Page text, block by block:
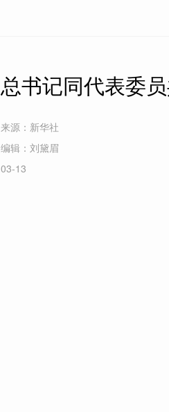
总书记同代表委
来源：新华社
编辑：刘黛眉
03-13